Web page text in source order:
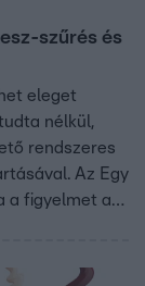
szűrés és
eleget
nélkül,
rendszeres
Az Egy
a figyelmet a